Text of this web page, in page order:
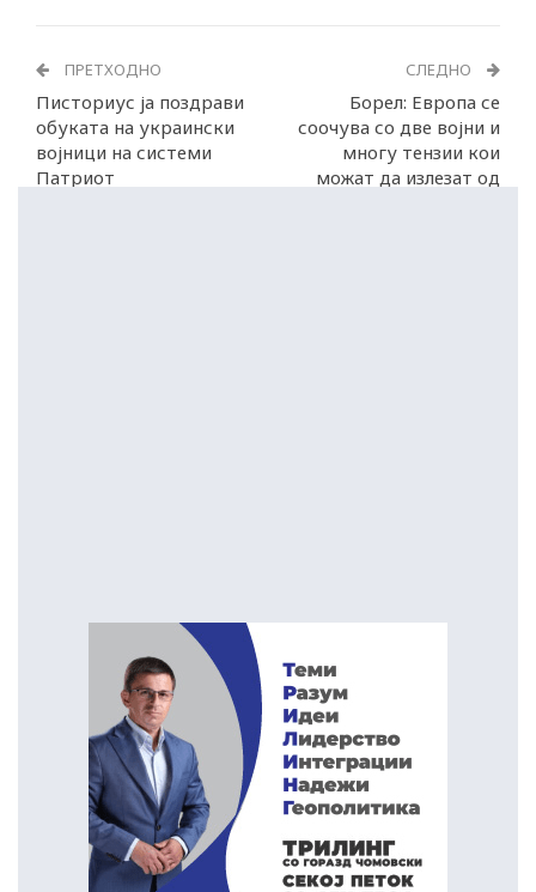
ПРЕТХОДНО
Писториус ја поздрави
обуката на украински
војници на системи
Патриот
СЛЕДНО
Борел: Европа се
соочува со две војни и
многу тензии кои
можат да излезат од